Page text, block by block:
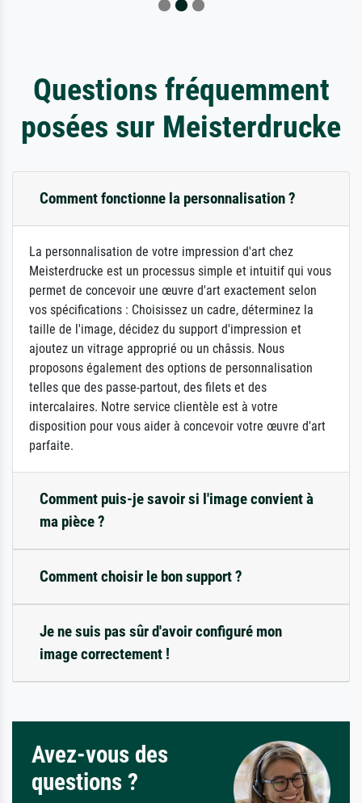
Questions fréquemment
posées sur Meisterdrucke
Comment fonctionne la personnalisation ?
La personnalisation de votre impression d'art chez
Meisterdrucke est un processus simple et intuitif qui vous
permet de concevoir une œuvre d'art exactement selon
vos spécifications : Choisissez un cadre, déterminez la
taille de l'image, décidez du support d'impression et
ajoutez un vitrage approprié ou un châssis. Nous
proposons également des options de personnalisation
telles que des passe-partout, des filets et des
intercalaires. Notre service clientèle est à votre
disposition pour vous aider à concevoir votre œuvre d'art
parfaite.
Comment puis-je savoir si l'image convient à
ma pièce ?
Comment choisir le bon support ?
Je ne suis pas sûr d'avoir configuré mon
image correctement !
Avez-vous des
questions ?